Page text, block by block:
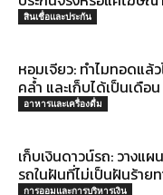
สินเชื่อและประกัน
หอมเจียว: ทำไมทอดแล้
คล้ำ และเก็บได้เป็นเดือน
อาหารและเครื่องดื่ม
เก็บเงินดาวน์รถ: วางแ
รถในฝันที่ไม่เป็นฝันร้ายท
การออมและการบริหารเงิน